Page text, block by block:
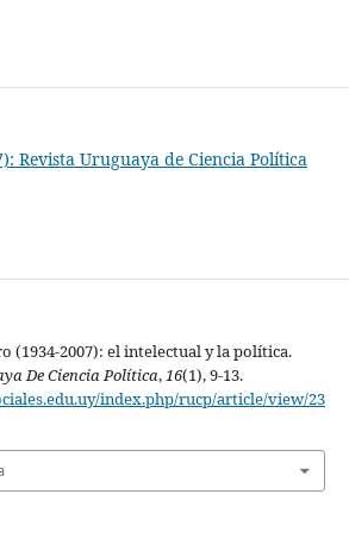
Revista Uruguaya de Ciencia Política
(1934-2007): el intelectual y la política.
De Ciencia Política,16(1), 9-13.
index.php/rucp/article/view/23